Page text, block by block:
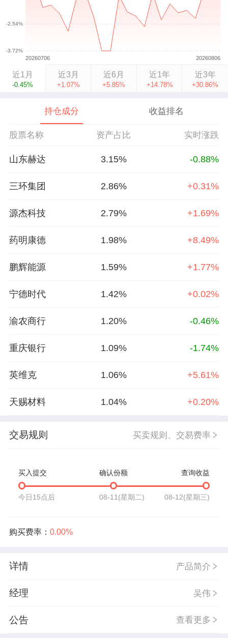
近1月
-0.45%
近3月
+1.07%
近6月
+5.85%
近1年
+14.78%
近3年
+30.86%
持仓成分 收益排名
股票名称 资产占比 实时涨跌
山东赫达 3.15% -0.88%
三环集团 2.86% +0.31%
源杰科技 2.79% +1.69%
药明康德 1.98% +8.49%
鹏辉能源 1.59% +1.77%
宁德时代 1.42% +0.02%
渝农商行 1.20% -0.46%
重庆银行 1.09% -1.74%
英维克 1.06% +5.61%
天赐材料 1.04% +0.20%
交易规则 买卖规则、交易费率
买入提交 确认份额 查询收益
今日15点后 08-11(星期二) 08-12(星期三)
购买费率： 0.00%
详情 产品简介
经理 吴伟
公告 查看更多